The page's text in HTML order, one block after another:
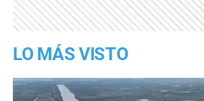
LO MÁS VISTO